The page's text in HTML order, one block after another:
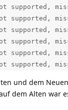
supported,
supported,
supported,
supported,
supported,
supported,
und dem
dem Alten war